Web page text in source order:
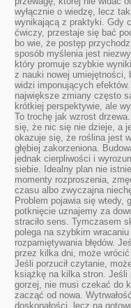
wyłącznie o wiedzę, lecz
wynikającą z praktyki. Gdy
ćwiczy, przestaje się bać
bo wie, że postęp
sposób myślenia jest
który promuje szybkie
z nauki nowej umiejętności,
widzi imponujących
największe zmiany często
krótkiej perspektywie, ale
To trochę jak wzrost
się, że nic się nie dzieje, a
okazuje się, że roślina jest
głębiej zakorzeniona.
jednak cierpliwości i
siebie. Idealny plan nie
momenty rozproszenia,
czasu albo zwyczajna
Problem pojawia się wtedy,
potknięcie uznajemy za
straciło sens. Tymczasem
polega na szybkim
rozpamiętywania błędów.
przez kilka dni, może
Jeśli porzucił czytanie,
książkę na kilka stron. Jeśli
gorzej, nie musi czekać do
zacząć od nowa.
doskonałości, lecz na